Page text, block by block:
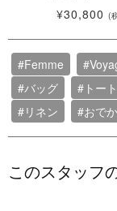
¥30,800 (
#Femme
#バッグ
#トー
#リネン
#おで
このスタッフ